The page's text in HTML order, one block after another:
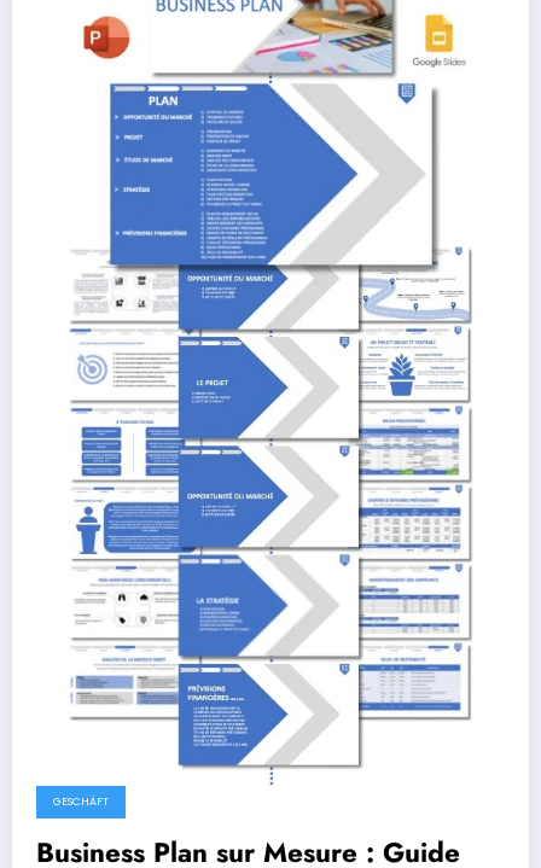
GESCHÄFT
Business Plan sur Mesure : Guide